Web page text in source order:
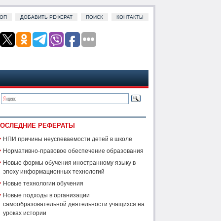
ДОБАВИТЬ РЕФЕРАТ ПОИСК КОНТАКТЫ
РЕФЕРАТЫ
НПИ причины неуспеваемости детей в школе
Нормативно-правовое обеспечение образования
Новые формы обучения иностранному языку в
эпоху информационных технологий
Новые технологии обучения
Новые подходы в организации
самообразовательной деятельности учащихся на
уроках истории